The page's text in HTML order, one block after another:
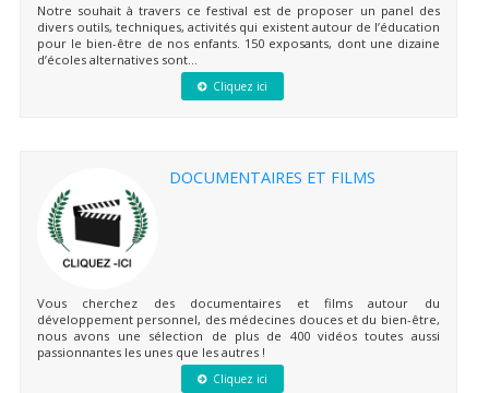
Notre souhait à travers ce festival est de proposer un panel des
divers outils, techniques, activités qui existent autour de l’éducation
pour le bien-être de nos enfants. 150 exposants, dont une dizaine
d’écoles alternatives sont...
Cliquez ici
DOCUMENTAIRES ET FILMS
Vous cherchez des documentaires et films autour du
développement personnel, des médecines douces et du bien-être,
nous avons une sélection de plus de 400 vidéos toutes aussi
passionnantes les unes que les autres !
Cliquez ici